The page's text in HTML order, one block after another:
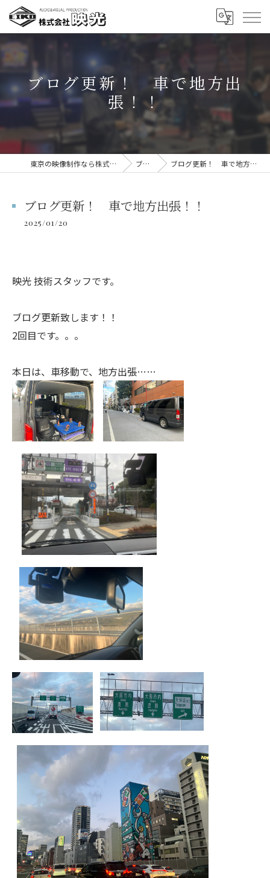
ブログ更新！ 車で地方出
張！！
東京の映像制作なら株式会社映光 ブログ ブログ更新！ 車で地方出張！！
ブログ更新！ 車で地方出張！！
2025/01/20
映光 技術スタッフです。
ブログ更新致します！！
2回目です。。。
本日は、車移動で、地方出張……